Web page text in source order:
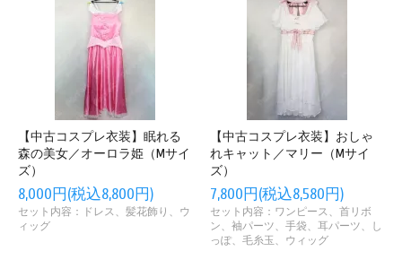
【中古コスプレ衣装】眠れる
森の美女／オーロラ姫（Mサイ
ズ）
8,000円(税込8,800円)
セット内容：ドレス、髪花飾り、ウ
ィッグ
【中古コスプレ衣装】おしゃ
れキャット／マリー（Mサイ
ズ）
7,800円(税込8,580円)
セット内容：ワンピース、首リボ
ン、袖パーツ、手袋、耳パーツ、し
っぽ、毛糸玉、ウィッグ